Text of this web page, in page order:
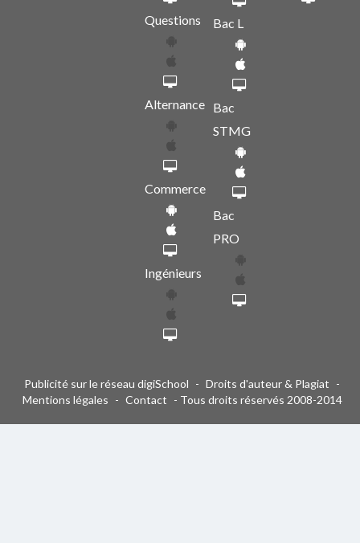
Questions
Alternance
Commerce
Ingénieurs
Bac L
Bac
STMG
Bac
PRO
Publicité sur le réseau digiSchool - Droits d'auteur & Plagiat -
Mentions légales - Contact - Tous droits réservés 2008-2014